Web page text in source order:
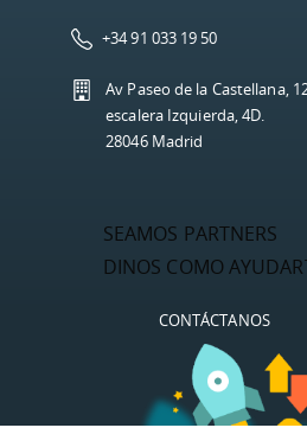
+34 91 033 19 50
Av Paseo de la Castellana,
escalera Izquierda, 4D.
28046 Madrid
SEAMOS PARTNERS
DINOS COMO
CONTÁCTANOS